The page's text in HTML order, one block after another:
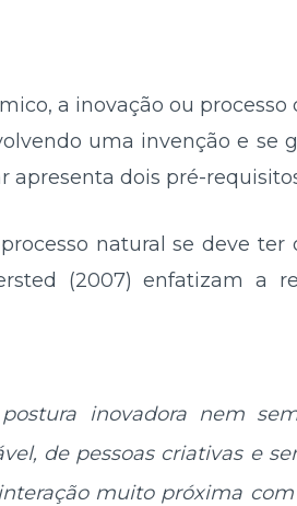
a inovação ou
uma invenção e se
apresenta dois pré-
natural se deve
(2007) enfatizam a
inovadora nem
de pessoas criativas e
muito próxima